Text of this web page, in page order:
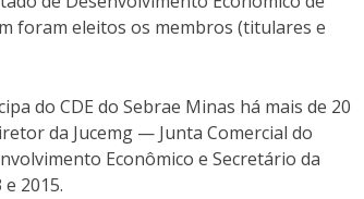
foram eleitos os membros (titulares e
do CDE do Sebrae Minas há mais de 20
da Jucemg — Junta Comercial do
Econômico e Secretário da
2015.